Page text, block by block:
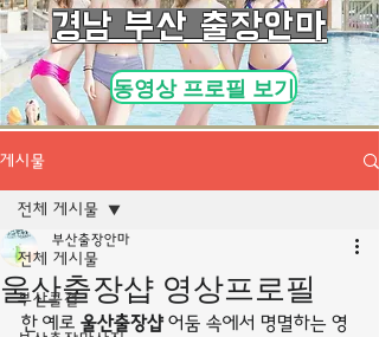
​경남 부산 출장안마
동영상 프로필 보기
게시물
전체 게시물
부산콜걸
전체 게시물
울산출장샵 영상프로필
부산출장안마
한 예로 울산출장샵 어둠 속에서 명멸하는 영